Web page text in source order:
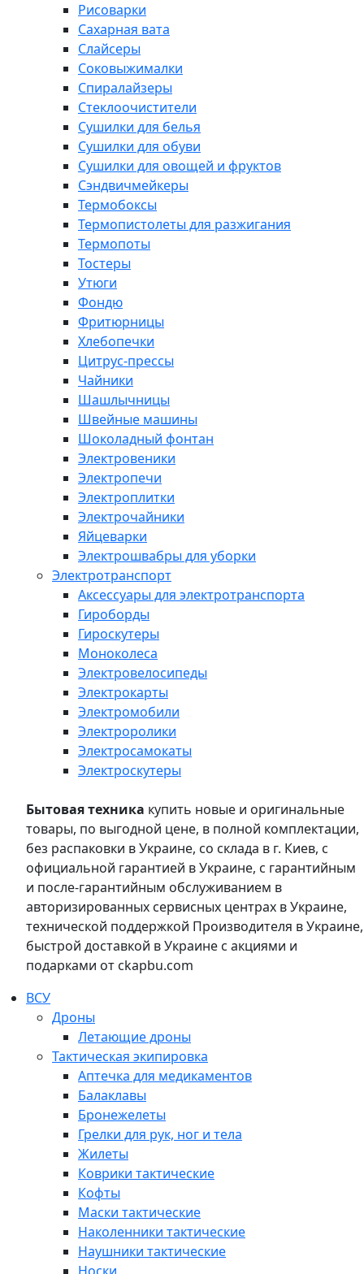
Рисоварки
Сахарная вата
Слайсеры
Соковыжималки
Спиралайзеры
Стеклоочистители
Сушилки для белья
Сушилки для обуви
Сушилки для овощей и фруктов
Сэндвичмейкеры
Термобоксы
Термопистолеты для разжигания
Термопоты
Тостеры
Утюги
Фондю
Фритюрницы
Хлебопечки
Цитрус-прессы
Чайники
Шашлычницы
Швейные машины
Шоколадный фонтан
Электровеники
Электропечи
Электроплитки
Электрочайники
Яйцеварки
Электрошвабры для уборки
Электротранспорт
Аксессуары для электротранспорта
Гироборды
Гироскутеры
Моноколеса
Электровелосипеды
Электрокарты
Электромобили
Электроролики
Электросамокаты
Электроскутеры
Бытовая техника купить новые и оригинальные
товары, по выгодной цене, в полной комплектации,
без распаковки в Украине, со склада в г. Киев, с
официальной гарантией в Украине, с гарантийным
и после-гарантийным обслуживанием в
авторизированных сервисных центрах в Украине,
технической поддержкой Производителя в Украине,
быстрой доставкой в Украине с акциями и
подарками от ckapbu.com
ВСУ
Дроны
Летающие дроны
Тактическая экипировка
Аптечка для медикаментов
Балаклавы
Бронежелеты
Грелки для рук, ног и тела
Жилеты
Коврики тактические
Кофты
Маски тактические
Наколенники тактические
Наушники тактические